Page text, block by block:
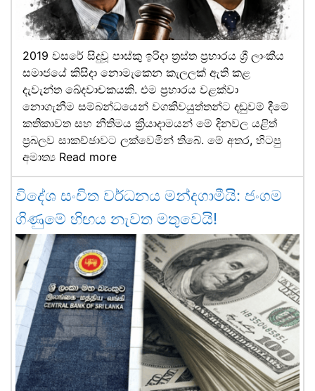
2019 වසරේ සිදුවූ පාස්කු ඉරිදා ත්‍රස්ත ප්‍රහාරය ශ්‍රී ලාංකීය
සමාජයේ කිසිදා නොමැකෙන කැලලක් ඇති කළ
දැවැන්ත ඛේදවාචකයකි. එම ප්‍රහාරය වළක්වා
නොගැනීම සම්බන්ධයෙන් වගකිවයුත්තන්ට දඬුවම් දීමේ
කතිකාවත සහ නීතිමය ක්‍රියාදාමයන් මේ දිනවල යළිත්
ප්‍රබලව සාකච්ඡාවට ලක්වෙමින් තිබේ. මේ අතර, හිටපු
අමාත්‍ය Read more
විදේශ සංචිත වර්ධනය මන්දගාමීයි: ජංගම
ගිණුමේ හිඟය නැවත මතුවෙයි!